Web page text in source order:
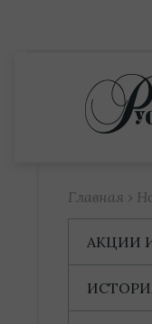
Главная ›
АКЦИИ